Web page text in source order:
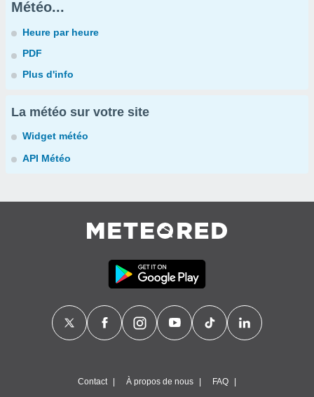
Météo...
Heure par heure
PDF
Plus d'info
La météo sur votre site
Widget météo
API Météo
Contact À propos de nous FAQ